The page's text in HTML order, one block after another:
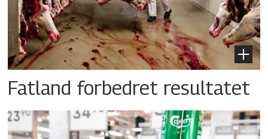
Fatland forbedret resultatet